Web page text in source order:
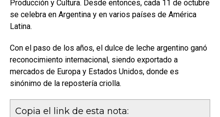
Producción y Cultura. Desde entonces, cada 11 de octubre
se celebra en Argentina y en varios países de América
Latina.
Con el paso de los años, el dulce de leche argentino ganó
reconocimiento internacional, siendo exportado a
mercados de Europa y Estados Unidos, donde es
sinónimo de la repostería criolla.
Copia el link de esta nota: